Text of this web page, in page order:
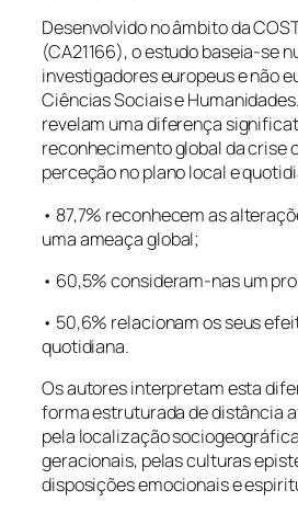
Desenvolvido no âmbito da
(CA21166), o estudo baseia-se
investigadores europeus e não
Ciências Sociais e
revelam uma diferença
reconhecimento global da crise
perceção no plano local e
• 87,7% reconhecem as
uma ameaça global;
• 60,5% consideram-nas um
• 50,6% relacionam os seus
quotidiana.
Os autores interpretam esta
forma estruturada de distância
pela localização
geracionais, pelas culturas
disposições emocionais e